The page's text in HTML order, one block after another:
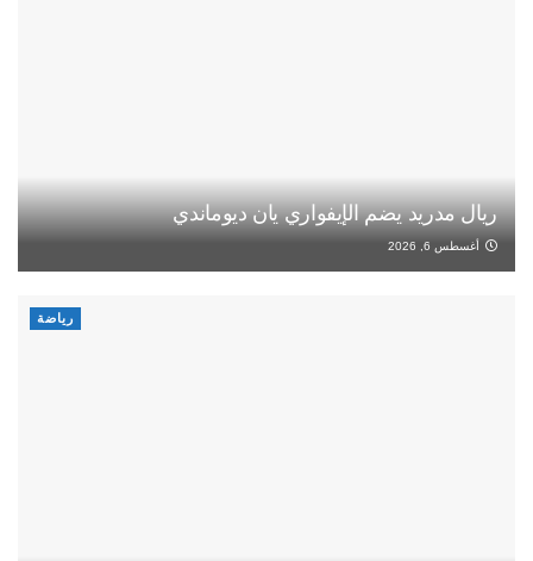
ريال مدريد يضم الإيفواري يان ديوماندي
أغسطس 6, 2026
رياضة